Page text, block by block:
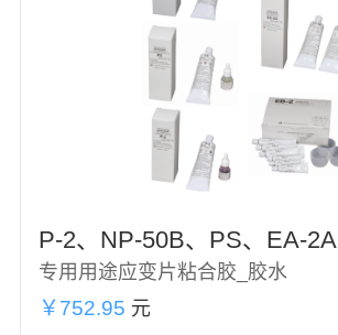
P-2、NP-50B、PS、EA-2A
专用用途应变片粘合胶_胶水
￥752.95 元